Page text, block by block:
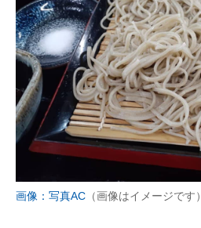
画像：写真AC （画像はイメージです）